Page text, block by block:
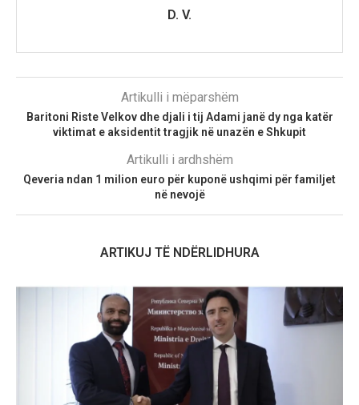
D. V.
Artikulli i mëparshëm
Baritoni Riste Velkov dhe djali i tij Adami janë dy nga katër
viktimat e aksidentit tragjik në unazën e Shkupit
Artikulli i ardhshëm
Qeveria ndan 1 milion euro për kuponë ushqimi për familjet
në nevojë
ARTIKUJ TË NDËRLIDHURA